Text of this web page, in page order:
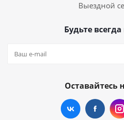
Выездной
Будьте всегда
Оставайтесь